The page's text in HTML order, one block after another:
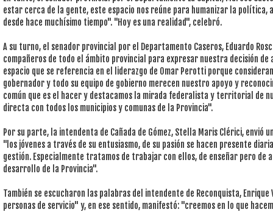
estar cerca de la gente, este espacio nos reúne para humanizar la política,
desde hace muchísimo tiempo". "Hoy es una realidad", celebró.
A su turno, el senador provincial por el Departamento Caseros, Eduardo
compañeros de todo el ámbito provincial para expresar nuestra decisión
espacio que se referencia en el liderazgo de Omar Perotti porque
gobernador y todo su equipo de gobierno merecen nuestro apoyo y
común que es el hacer y destacamos la mirada federalista y territorial de
directa con todos los municipios y comunas de la Provincia".
Por su parte, la intendenta de Cañada de Gómez, Stella Maris Clérici, envió
"los jóvenes a través de su entusiasmo, de su pasión se hacen presente
gestión. Especialmente tratamos de trabajar con ellos, de enseñar pero de
desarrollo de la Provincia".
También se escucharon las palabras del intendente de Reconquista, Enrique
personas de servicio" y, en ese sentido, manifestó: "creemos en lo que